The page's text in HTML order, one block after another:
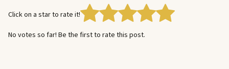
Click on a star to rate it!
No votes so far! Be the first to rate this post.